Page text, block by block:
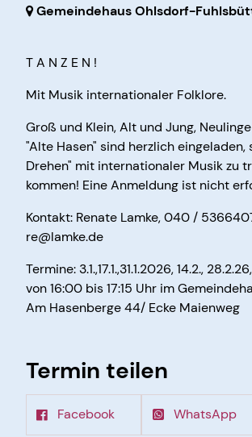
Gemeindehaus Ohlsdorf-
T A N Z E N !
Mit Musik internationaler Folklore.
Groß und Klein, Alt und Jung,
"Alte Hasen" sind herzlich
Drehen" mit internationaler Musik zu
kommen! Eine Anmeldung ist nicht
Kontakt: Renate Lamke, 040 /
re@lamke.de
Termine: 3.1.,17.1.,31.1.2026, 14.2.,
von 16:00 bis 17:15 Uhr im
Am Hasenberge 44/ Ecke Maienweg
Termin teilen
Facebook WhatsApp